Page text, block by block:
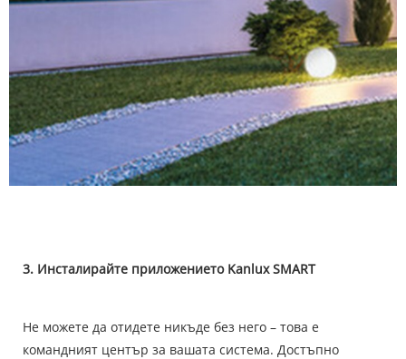
3. Инсталирайте приложението Kanlux SMART
Не можете да отидете никъде без него – това е
командният център за вашата система. Достъпно